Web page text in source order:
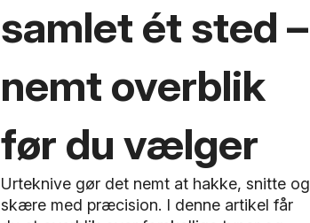
samlet ét sted –
nemt overblik
før du vælger
Urteknive gør det nemt at hakke, snitte og
skære med præcision. I denne artikel får